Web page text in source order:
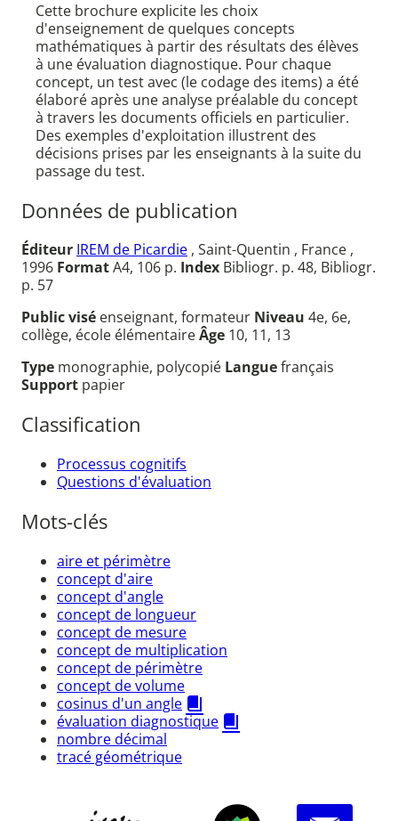
Cette brochure explicite les choix
d'enseignement de quelques concepts
mathématiques à partir des résultats des élèves
à une évaluation diagnostique. Pour chaque
concept, un test avec (le codage des items) a été
élaboré après une analyse préalable du concept
à travers les documents officiels en particulier.
Des exemples d'exploitation illustrent des
décisions prises par les enseignants à la suite du
passage du test.
Données de publication
Éditeur IREM de Picardie , Saint-Quentin , France ,
1996 FormatA4, 106 p. Index Bibliogr. p. 48, Bibliogr.
p. 57
Public visé enseignant, formateur Niveau 4e, 6e,
collège, école élémentaireÂge 10, 11, 13
Type monographie, polycopié Languefrançais
Support papier
Classification
Processus cognitifs
Questions d'évaluation
Mots-clés
aire et périmètre
concept d'aire
concept d'angle
concept de longueur
concept de mesure
concept de multiplication
concept de périmètre
concept de volume
cosinus d'un angle
évaluation diagnostique
nombre décimal
tracé géométrique